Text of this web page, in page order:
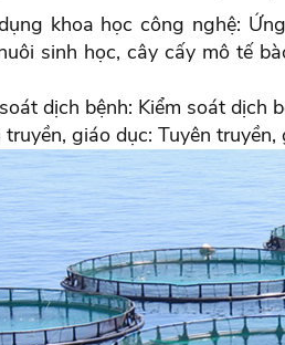
khoa học công nghệ:
sinh học, cây cấy mô tế
dịch bệnh: Kiểm soát dịch
giáo dục: Tuyên